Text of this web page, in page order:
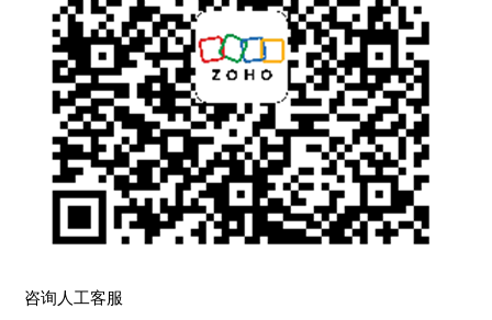
咨询人工客服